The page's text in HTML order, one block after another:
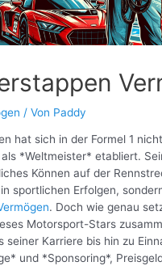
/ Von Paddy
hat sich in der Formel 1
*Weltmeister* etabliert.
Können auf der
sportlichen Erfolgen,
. Doch wie genau
Motorsport-Stars
seiner Karriere bis hin zu
und *Sponsoring*,